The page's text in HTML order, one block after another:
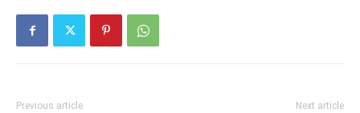
Previous article Next article